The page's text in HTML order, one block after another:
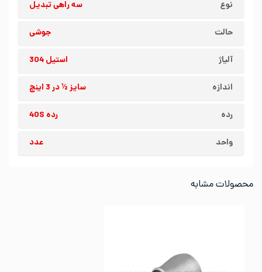
نوع سه راهی تبدیل
حالت جوشی
آلیاژ استیل 304
اندازه سایز ½ در 3 اینچ
رده رده 40S
واحد عدد
محصولات مشابه